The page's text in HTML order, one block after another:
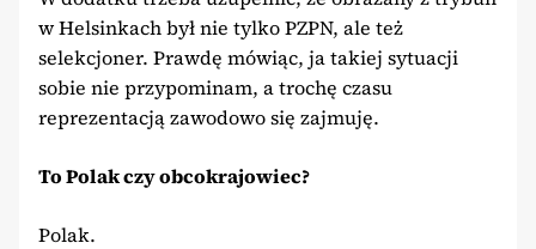
w Helsinkach był nie tylko PZPN, ale też
selekcjoner. Prawdę mówiąc, ja takiej sytuacji
sobie nie przypominam, a trochę czasu
reprezentacją zawodowo się zajmuję.
To Polak czy obcokrajowiec?
Polak.